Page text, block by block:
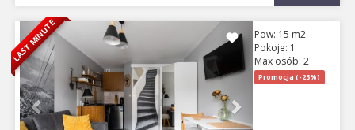
Previous Next
LAST MINUTE
Pow: 15 m2
Pokoje: 1
Max osób: 2
Promocja (-23%)